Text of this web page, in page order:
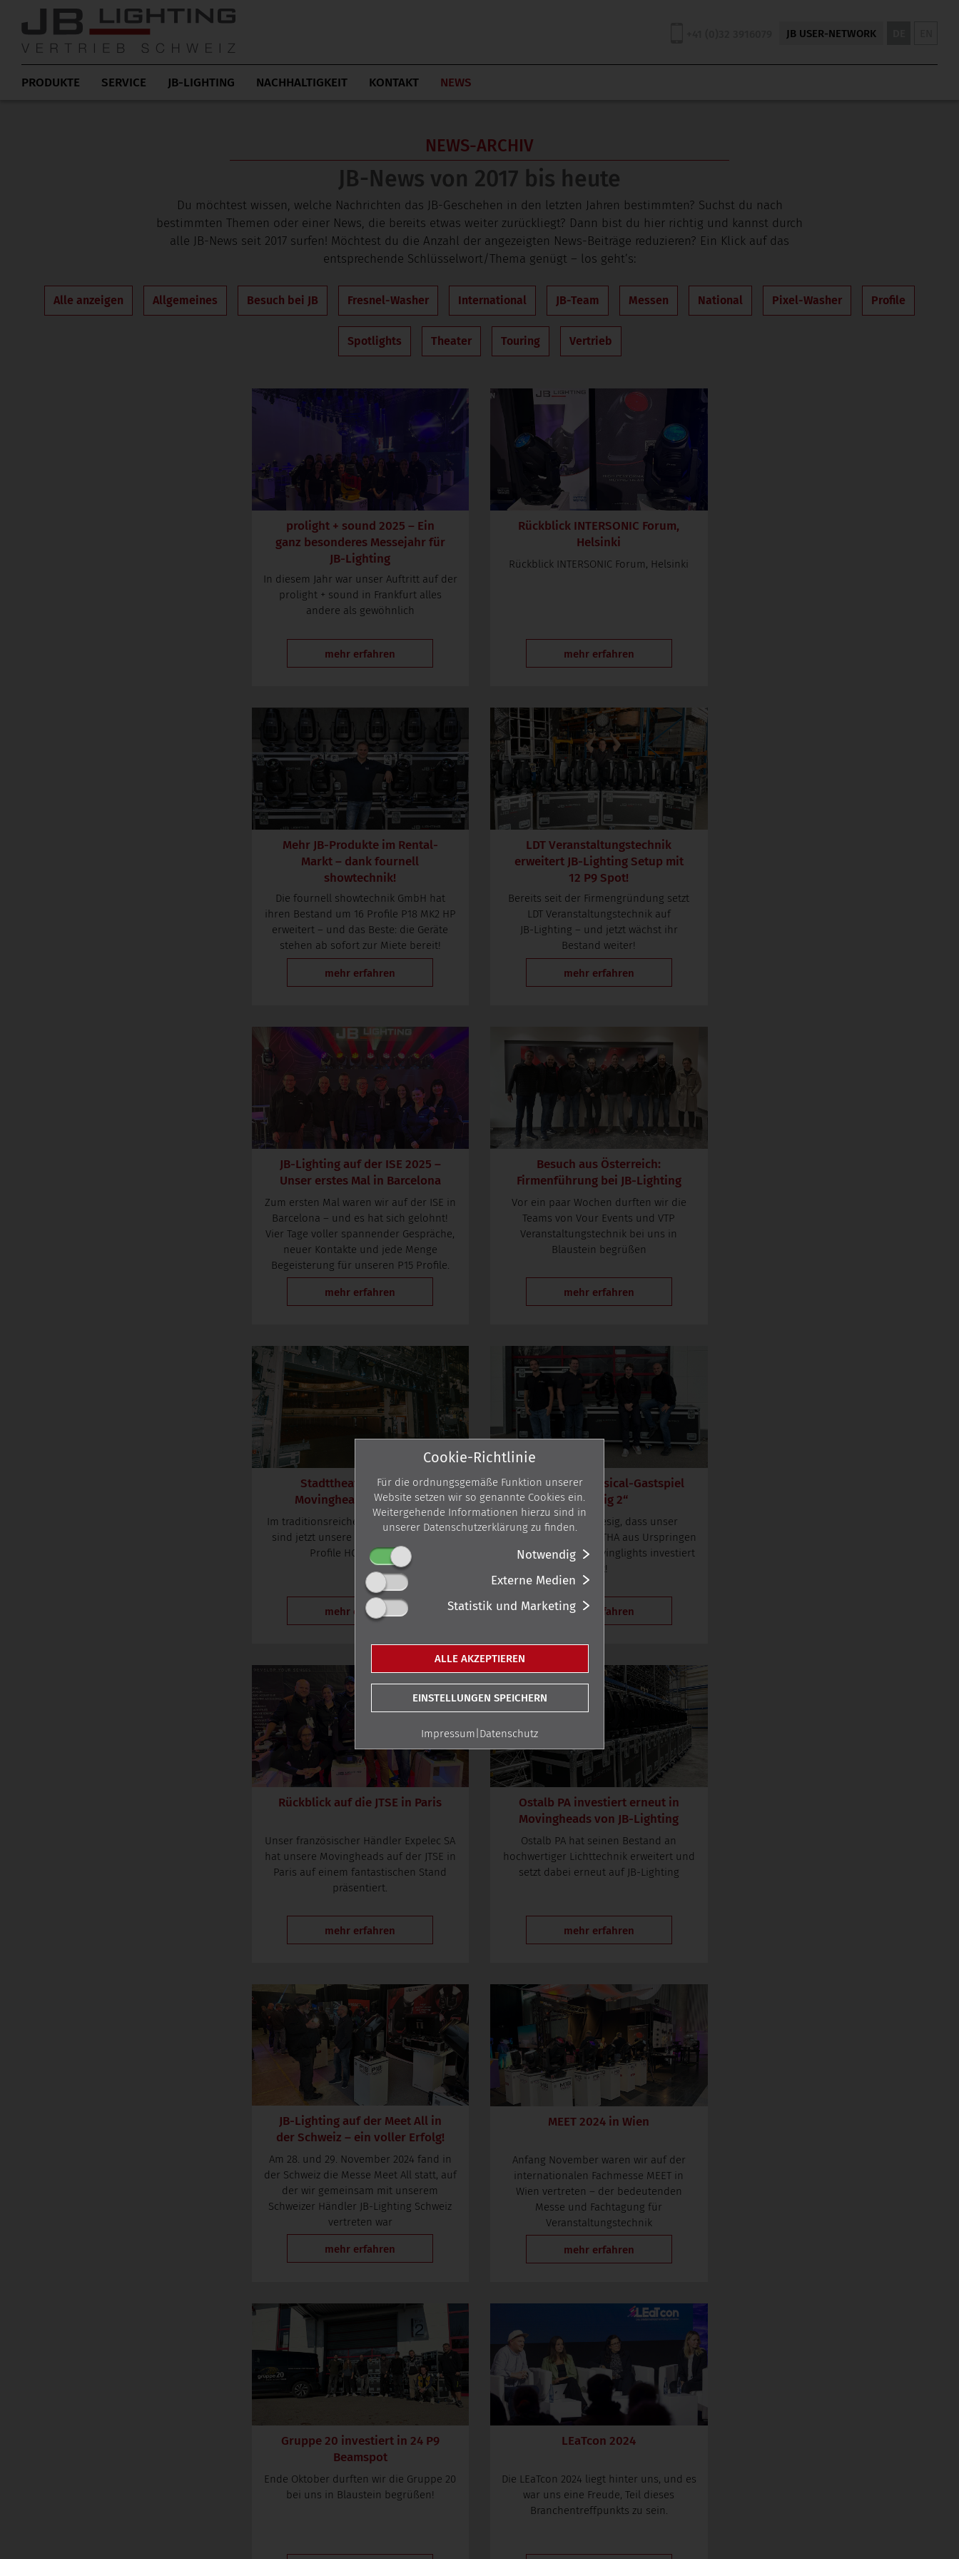
JB USER-NETWORK
PRODUKTE SERVICE JB-LIGHTING NACHHALTIGKEIT KONTAKT NEWS
NEWS-ARCHIV
JB-News von 2017 bis heute
Du möchtest wissen, welche Nachrichten das JB-Geschehen in den letzten Jahren bestimmten? Suchst du nach
bestimmten Themen oder einer News, die bereits etwas weiter zurückliegt? Dann bist du hier richtig und kannst durch
alle JB-News seit 2017 surfen! Möchtest du die Anzahl der angezeigten News-Beiträge reduzieren? Ein Klick auf das
entsprechende Schlüsselwort/Thema genügt – los geht’s:
Alle anzeigen Allgemeines Besuch bei JB Fresnel-Washer International JB-Team Messen National Pixel-Washer Profile
Spotlights Theater Touring Vertrieb
prolight + sound 2025 – Ein
ganz besonderes Messejahr für
JB-Lighting
In diesem Jahr war unser Auftritt auf der
prolight + sound in Frankfurt alles
andere als gewöhnlich
mehr erfahren
Rückblick INTERSONIC Forum,
Helsinki
Rückblick INTERSONIC Forum, Helsinki
mehr erfahren
Mehr JB-Produkte im Rental-
Markt – dank fournell
showtechnik!
Die fournell showtechnik GmbH hat
ihren Bestand um 16 Profile P18 MK2 HP
erweitert – und das Beste: die Geräte
stehen ab sofort zur Miete bereit!
mehr erfahren
LDT Veranstaltungstechnik
erweitert JB-LightingSetup mit
12 P9 Spot!
Bereits seit der Firmengründung setzt
LDT Veranstaltungstechnik auf
JB-Lighting – und jetzt wächst ihr
Bestand weiter!
mehr erfahren
JB-Lighting auf der ISE 2025 –
Unser erstes Mal in Barcelona
Zum ersten Mal waren wir auf der ISE in
Barcelona – und es hat sich gelohnt!
Vier Tage voller spannender Gespräche,
neuer Kontakte und jede Menge
Begeisterung für unseren P15 Profile.
mehr erfahren
Besuch aus Österreich:
Firmenführung bei JB-Lighting
Vor ein paar Wochen durften wir die
Teams von Vour Events und VTP
Veranstaltungstechnik bei uns in
Blaustein begrüßen
mehr erfahren
Stadttheater Bern: JB-
Movingheads im Einsatz
Im traditionsreichen Stadttheater Bern
sind jetzt unsere M18 Profile und P18
Profile HC im Einsatz.
mehr erfahren
8 x M18 beim Musical-Gastspiel
„Ludwig 2“
Wir freuen uns riesig, dass unser
langjähriger Kunde ETHA aus Urspringen
in 8 unserer M18 Movinglights investiert
hat!
mehr erfahren
Rückblick auf die JTSE in Paris
Unser französischer Händler Expelec SA
hat unsere Movingheads auf der JTSE in
Paris auf einem fantastischen Stand
präsentiert.
mehr erfahren
Ostalb PA investiert erneut in
Movingheads von JB-Lighting
Ostalb PA hat seinen Bestand an
hochwertiger Lichttechnik erweitert und
setzt dabei erneut auf JB-Lighting
mehr erfahren
JB-Lighting auf der Meet All in
der Schweiz – ein voller Erfolg!
Am 28. und 29. November 2024 fand in
der Schweiz die Messe Meet All statt, auf
der wir gemeinsam mit unserem
Schweizer Händler JB-Lighting Schweiz
vertreten war
mehr erfahren
MEET 2024 in Wien
Anfang November waren wir auf der
internationalen Fachmesse MEET in
Wien vertreten – der bedeutenden
Messe und Fachtagung für
Veranstaltungstechnik
mehr erfahren
Gruppe 20 investiert in 24 P9
Beamspot
Ende Oktober durften wir die Gruppe 20
bei uns in Blaustein begrüßen!
LEaTcon 2024
Die LEaTcon 2024 liegt hinter uns, und es
war uns eine Freude, Teil dieses
Branchentreffpunkts zu sein.
Cookie-Richtlinie
Für die ordnungsgemäße Funktion unserer
Website setzen wir so genannte Cookies ein.
Weitergehende Informationen hierzu sind in
unserer Datenschutzerklärung zu finden.
Notwendig
Externe Medien
Statistik und Marketing
ALLE AKZEPTIEREN
EINSTELLUNGEN SPEICHERN
Impressum Datenschutz